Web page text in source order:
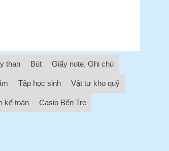
than Bút Giấy note, Ghi chú
Tập học sinh Vật tư kho quỹ
kế toán Casio Bến Tre